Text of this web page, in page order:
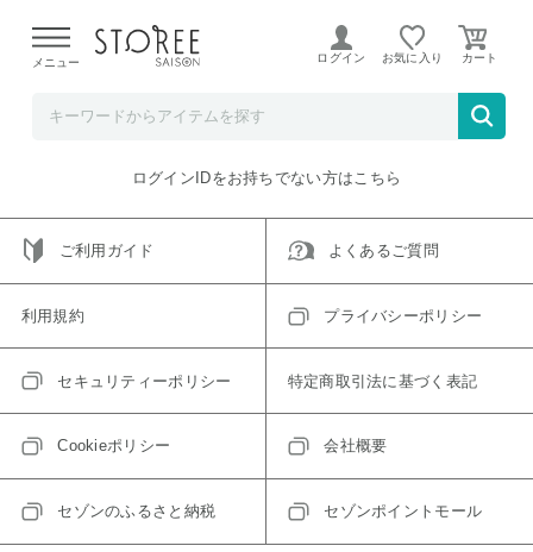
よる配送遅延が発生しております。
メニュー ログイン お気に入り
ご指定のアイテムは取り扱い終了、またはただいま取り扱い
トップへ戻る
ログインIDをお持ちでない方はこちら
ご利用ガイド よくあるご質問
利用規約 プライバシーポリシー
セキュリティーポリシー 特定商取引法に基づく表記
Cookieポリシー 会社概要
セゾンのふるさと納税 セゾンポイントモール